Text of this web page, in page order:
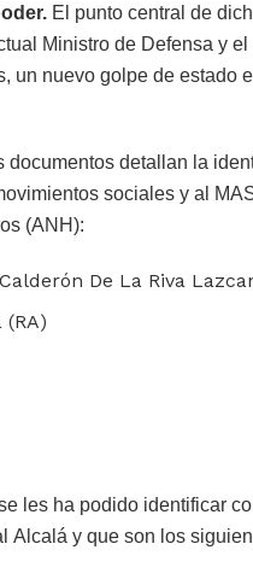
El punto central de
Ministro de Defensa y
un nuevo golpe de estado
documentos detallan la
sociales y al
(ANH):
De La Riva
les ha podido identificar
Alcalá y que son los